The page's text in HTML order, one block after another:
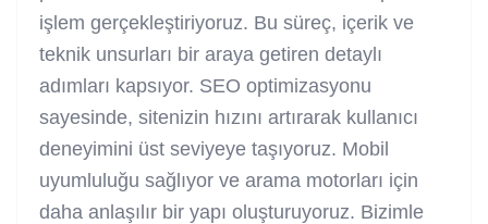
işlem gerçekleştiriyoruz. Bu süreç, içerik ve
teknik unsurları bir araya getiren detaylı
adımları kapsıyor. SEO optimizasyonu
sayesinde, sitenizin hızını artırarak kullanıcı
deneyimini üst seviyeye taşıyoruz. Mobil
uyumluluğu sağlıyor ve arama motorları için
daha anlaşılır bir yapı oluşturuyoruz. Bizimle